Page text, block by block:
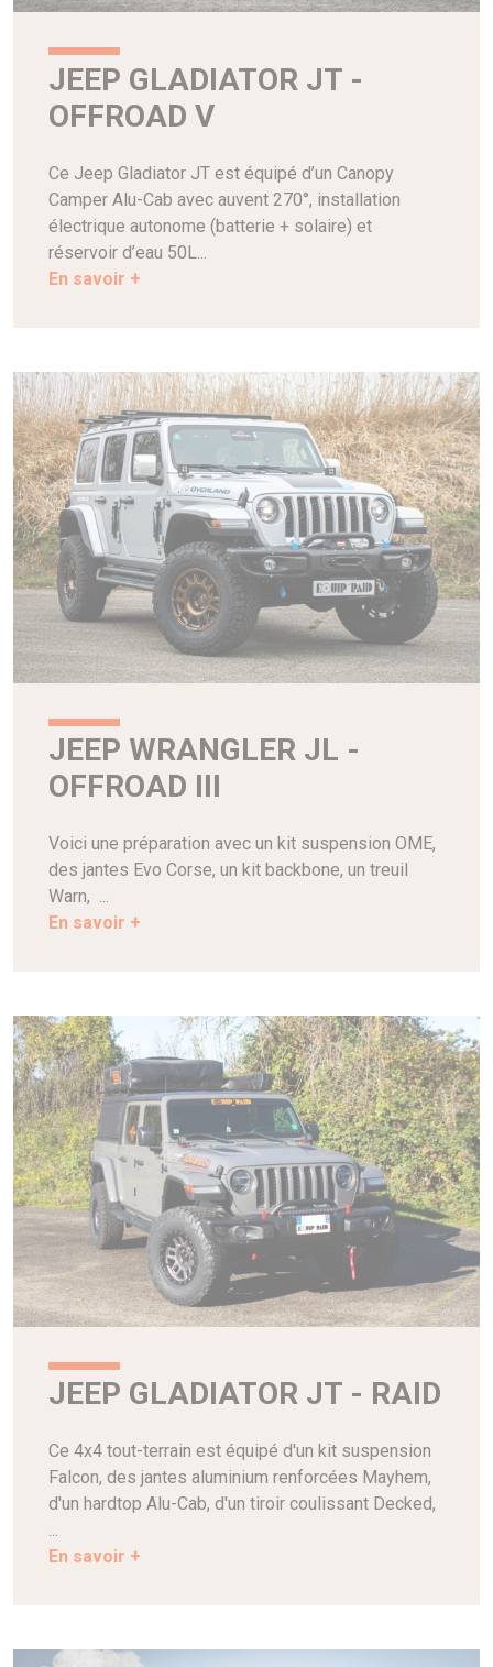
JEEP GLADIATOR JT -
OFFROAD V
Ce Jeep Gladiator JT est équipé d’un Canopy
Camper Alu-Cab avec auvent 270°, installation
électrique autonome (batterie + solaire) et
réservoir d’eau 50L...
En savoir +
JEEP WRANGLER JL -
OFFROAD III
Voici une préparation avec un kit suspension OME,
des jantes Evo Corse, un kit backbone, un treuil
Warn, ...
En savoir +
JEEP GLADIATOR JT - RAID
Ce 4x4 tout-terrain est équipé d'un kit suspension
Falcon, des jantes aluminium renforcées Mayhem,
d'un hardtop Alu-Cab, d'un tiroir coulissant Decked,
...
En savoir +